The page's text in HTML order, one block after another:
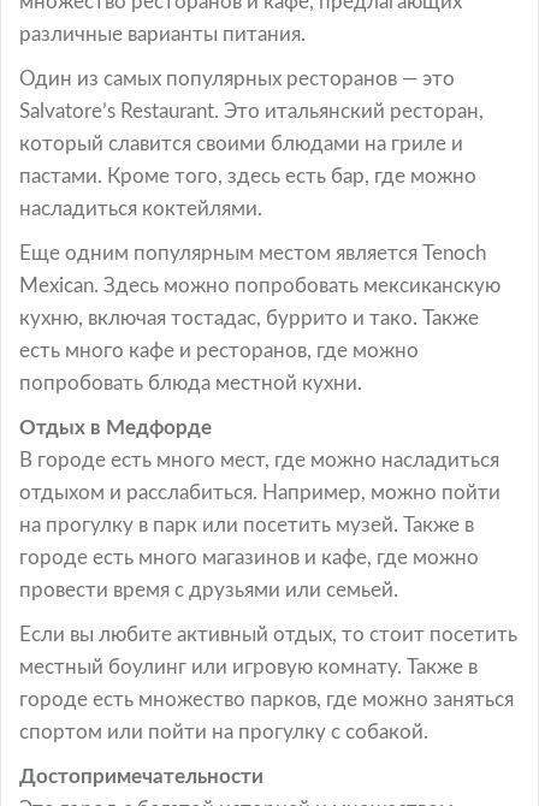
различные варианты питания.
Один из самых популярных ресторанов — это
Salvatore’s Restaurant. Это итальянский ресторан,
который славится своими блюдами на гриле и
пастами. Кроме того, здесь есть бар, где можно
насладиться коктейлями.
Еще одним популярным местом является Tenoch
Mexican. Здесь можно попробовать мексиканскую
кухню, включая тостадас, буррито и тако. Также
есть много кафе и ресторанов, где можно
попробовать блюда местной кухни.
Отдых в Медфорде
В городе есть много мест, где можно насладиться
отдыхом и расслабиться. Например, можно пойти
на прогулку в парк или посетить музей. Также в
городе есть много магазинов и кафе, где можно
провести время с друзьями или семьей.
Если вы любите активный отдых, то стоит посетить
местный боулинг или игровую комнату. Также в
городе есть множество парков, где можно заняться
спортом или пойти на прогулку с собакой.
Достопримечательности